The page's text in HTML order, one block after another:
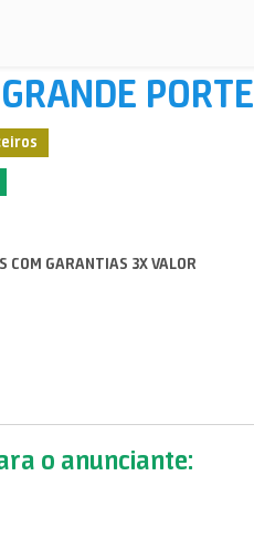
PORTE
COM GARANTIAS 3X VALOR
o anunciante: